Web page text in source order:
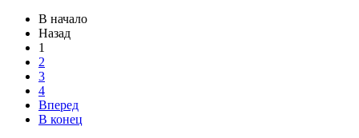
В начало
Назад
1
2
3
4
Вперед
В конец